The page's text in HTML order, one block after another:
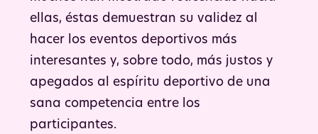
ellas, éstas demuestran su validez al
hacer los eventos deportivos más
interesantes y, sobre todo, más justos y
apegados al espíritu deportivo de una
sana competencia entre los
participantes.